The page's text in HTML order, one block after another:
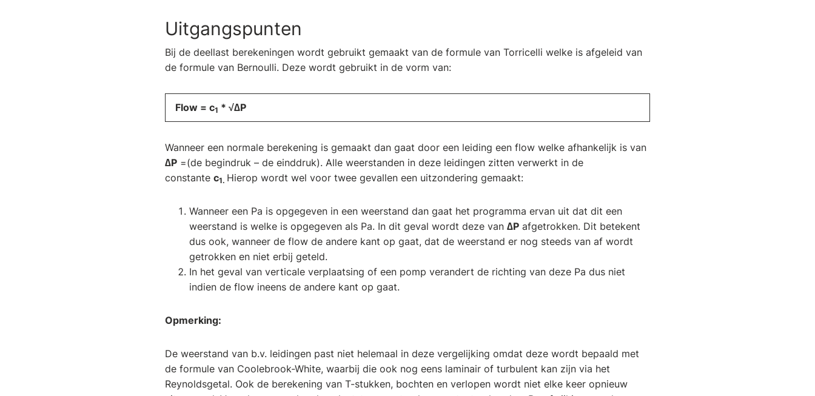
Uitgangspunten
Bij de deellast berekeningen wordt gebruikt gemaakt van de formule van Torricelli welke is afgeleid van
de formule van Bernoulli. Deze wordt gebruikt in de vorm van:
Flow = c1 * √∆P
Wanneer een normale berekening is gemaakt dan gaat door een leiding een flow welke afhankelijk is van
∆P =(de begindruk – de einddruk). Alle weerstanden in deze leidingen zitten verwerkt in de
constante c1. Hierop wordt wel voor twee gevallen een uitzondering gemaakt:
Wanneer een Pa is opgegeven in een weerstand dan gaat het programma ervan uit dat dit een
weerstand is welke is opgegeven als Pa. In dit geval wordt deze van ∆P afgetrokken. Dit betekent
dus ook, wanneer de flow de andere kant op gaat, dat de weerstand er nog steeds van af wordt
getrokken en niet erbij geteld.
In het geval van verticale verplaatsing of een pomp verandert de richting van deze Pa dus niet
indien de flow ineens de andere kant op gaat.
Opmerking:
De weerstand van b.v. leidingen past niet helemaal in deze vergelijking omdat deze wordt bepaald met
de formule van Coolebrook-White, waarbij die ook nog eens laminair of turbulent kan zijn via het
Reynoldsgetal. Ook de berekening van T-stukken, bochten en verlopen wordt niet elke keer opnieuw